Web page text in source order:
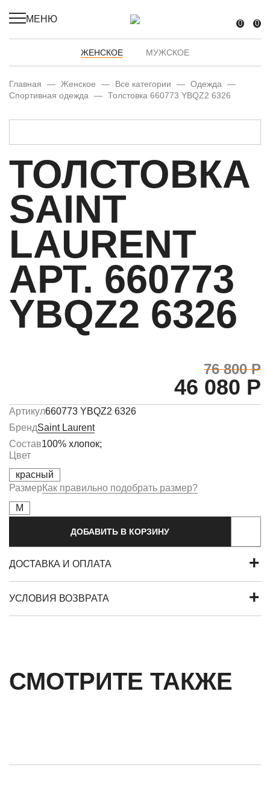
МЕНЮ 0 0
ЖЕНСКОЕ МУЖСКОЕ
Главная — Женское — Все категории — Одежда
—
Спортивная одежда
— Толстовка 660773 YBQZ2 6326
ТОЛСТОВКА
SAINT
LAURENT
АРТ. 660773
YBQZ2 6326
76 800 Р
46 080 Р
Артикул660773 YBQZ2 6326
БрендSaint Laurent
Состав100% хлопок;
Цвет
красный
РазмерКак правильно подобрать размер?
M
ДОБАВИТЬ В КОРЗИНУ
ДОСТАВКА И ОПЛАТА
УСЛОВИЯ ВОЗВРАТА
СМОТРИТЕ ТАКЖЕ